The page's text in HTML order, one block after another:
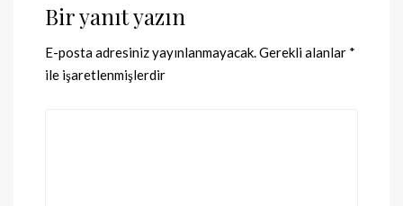
Bir yanıt yazın
E-posta adresiniz yayınlanmayacak. Gerekli alanlar *
ile işaretlenmişlerdir